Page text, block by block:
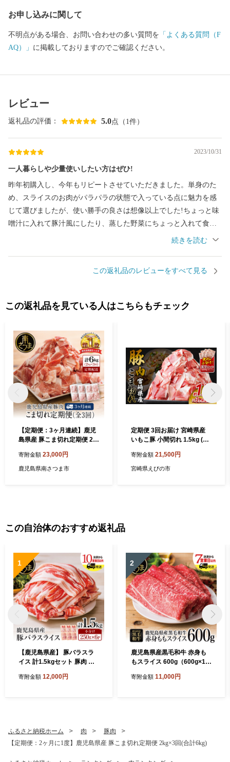
お申し込みに関して
不明点がある場合、お問い合わせの多い質問を 「よくある質問（F
AQ）」 に掲載しておりますのでご確認ください。
レビュー
返礼品の評価： 5.0点（1件）
2023/10/31
一人暮らしや少量使いしたい方はぜひ!
昨年初購入し、今年もリピートさせていただきました。単身のた
め、スライスのお肉がパラパラの状態で入っている点に魅力を感
じて選びましたが、使い勝手の良さは想像以上でした!ちょっと味
噌汁に入れて豚汁風にしたり、蒸した野菜にちょっと入れて食べ
応えをプラスしたり、うどんの温つゆに入れたり。また、3回に分
ではないので、来年もぜひ購入させていただこうと思います!
この返礼品のレビューをすべて見る
この返礼品を見ている人はこちらもチェック
【定期便：3ヶ月連続】鹿児
島県産 豚こま切れ定期便 2k
寄附金額 23,000円
鹿児島県南さつま市
定期便 3回お届け 宮崎県産
いもこ豚 小間切れ 1.5kg (25
分け 豚肉 えびの市
寄附金額 21,500円
宮崎県えびの市
この自治体のおすすめ返礼品
1
【鹿児島県産】 豚バラスラ
イス 計1.5kgセット 豚肉 豚
チ鍋 肉巻き 炒め物 薄切り 薄
寄附金額 12,000円
2
鹿児島県産黒毛和牛 赤身も
もスライス 600g（600g×1
和牛 牛肉 肉 赤身 モモ スラ
寄附金額 11,000円
ふるさと納税ホーム 肉
豚肉
【定期便：2ヶ月に1度】鹿児島県産 豚こま切れ定期便 2kg×3回(合計6kg)